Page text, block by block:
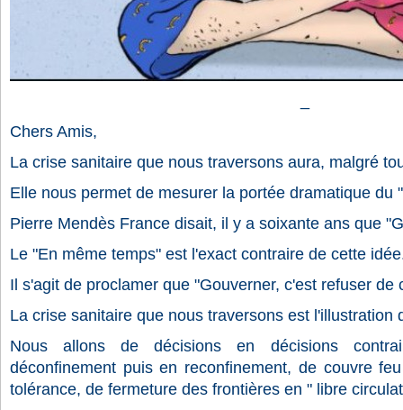
Chers Amis,
La crise sanitaire que nous traversons aura, malgré
Elle nous permet de mesurer la portée dramatique du
Pierre Mendès France disait, il y a soixante ans que
Le "En même temps" est l'exact contraire de cette
Il s'agit de proclamer que "Gouverner, c'est refuser de
La crise sanitaire que nous traversons est l'illustration
Nous allons de décisions en décisions
déconfinement puis en reconfinement, de couvre
tolérance, de fermeture des frontières en " libre